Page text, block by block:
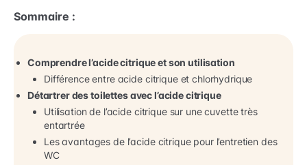
Sommaire :
Comprendre l’acide citrique et son utilisation
Différence entre acide citrique et chlorhydrique
Détartrer des toilettes avec l’acide citrique
Utilisation de l’acide citrique sur une cuvette très
entartrée
Les avantages de l’acide citrique pour l’entretien des
WC